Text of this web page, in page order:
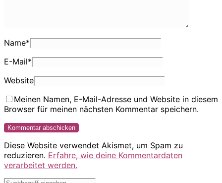
Name*
E-Mail*
Website
Meinen Namen, E-Mail-Adresse und Website in diesem
Browser für meinen nächsten Kommentar speichern.
Diese Website verwendet Akismet, um Spam zu
reduzieren. Erfahre, wie deine Kommentardaten
verarbeitet werden.